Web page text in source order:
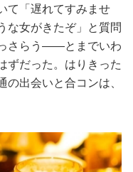
て「遅れてすみませ
な女がきたぞ」と質問
さらう——とまでいわ
ずだった。はりきった
の出会いと合コンは、